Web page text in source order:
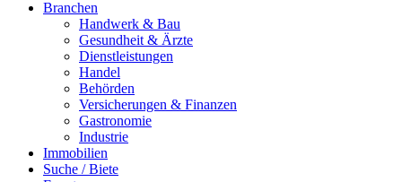
Branchen
Handwerk & Bau
Gesundheit & Ärzte
Dienstleistungen
Handel
Behörden
Versicherungen & Finanzen
Gastronomie
Industrie
Immobilien
Suche / Biete